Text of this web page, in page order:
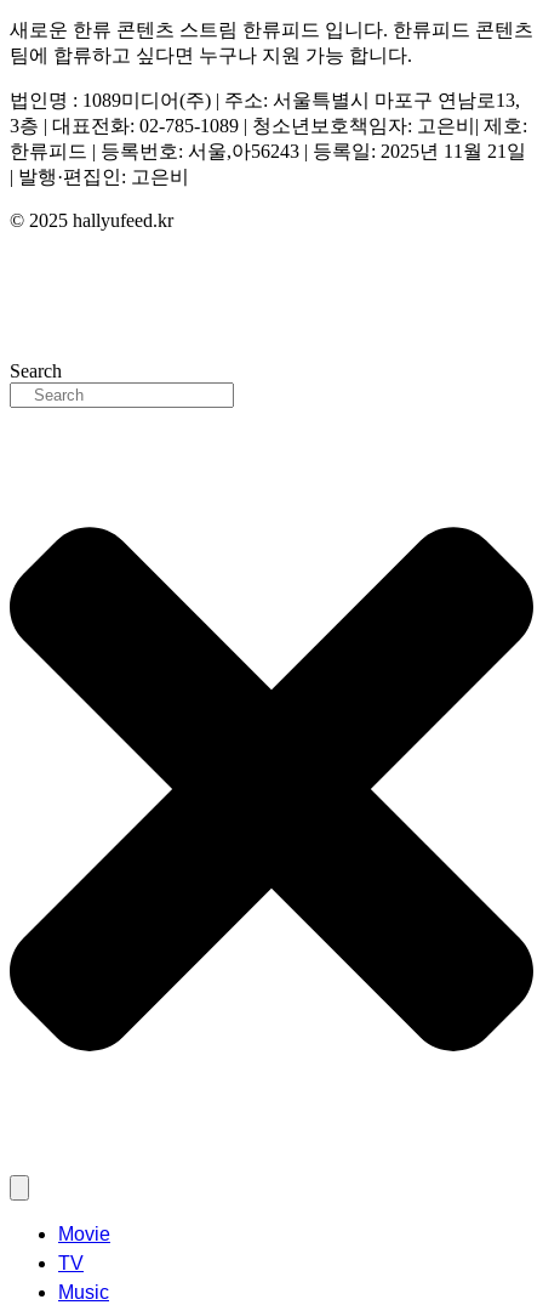
새로운 한류 콘텐츠 스트림 한류피드 입니다. 한류피드 콘텐츠
팀에 합류하고 싶다면 누구나 지원 가능 합니다.
법인명 : 1089미디어(주) | 주소: 서울특별시 마포구 연남로13,
3층 | 대표전화: 02-785-1089 | 청소년보호책임자: 고은비| 제호:
한류피드 | 등록번호: 서울,아56243 | 등록일: 2025년 11월 21일
| 발행·편집인: 고은비
© 2025 hallyufeed.kr
Search
Movie
TV
Music